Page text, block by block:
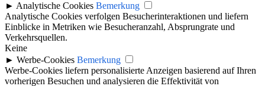
► Analytische Cookies Bemerkung
Analytische Cookies verfolgen Besucherinteraktionen und liefern
Einblicke in Metriken wie Besucheranzahl, Absprungrate und
Verkehrsquellen.
Keine
► Werbe-Cookies Bemerkung
Werbe-Cookies liefern personalisierte Anzeigen basierend auf Ihren
vorherigen Besuchen und analysieren die Effektivität von